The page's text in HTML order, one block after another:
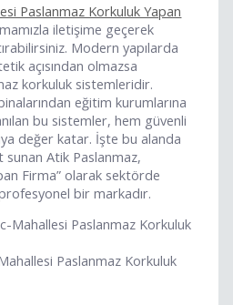
Paslanmaz Korkuluk Yapan
iletişime geçerek
Modern yapılarda
açısından olmazsa
korkuluk sistemleridir.
eğitim kurumlarına
bu sistemler, hem güvenli
değer katar. İşte bu alanda
Atik Paslanmaz,
Firma” olarak sektörde
bir markadır.
Paslanmaz Korkuluk